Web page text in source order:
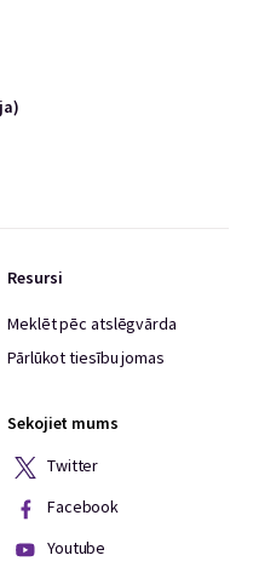
Resursi
Meklēt pēc atslēgvārda
Pārlūkot tiesību jomas
Sekojiet mums
Twitter
Facebook
Youtube